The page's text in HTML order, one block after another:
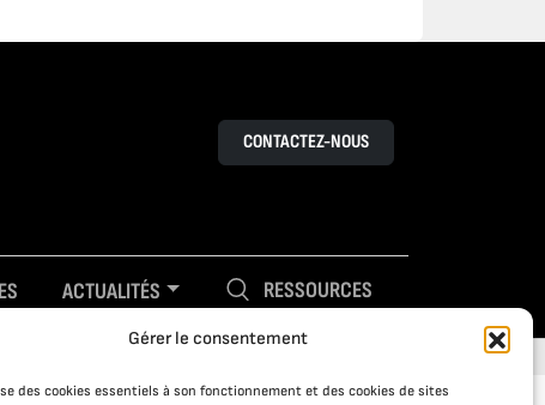
Gérer le consentement
des cookies essentiels à son fonctionnement et des cookies de sites
CONTACTEZ-NOUS
ACTUALITÉS RESSOURCES